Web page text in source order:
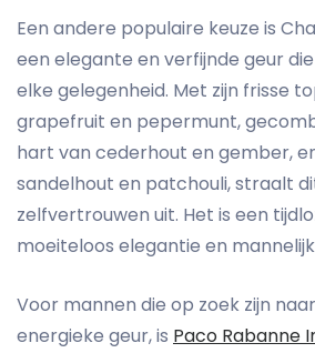
Een andere populaire keuze is
een elegante en verfijnde geur
elke gelegenheid. Met zijn frisse
grapefruit en pepermunt,
hart van cederhout en gember,
sandelhout en patchouli, straalt
zelfvertrouwen uit. Het is een
moeiteloos elegantie en
Voor mannen die op zoek zijn
energieke geur, is Paco Rabanne